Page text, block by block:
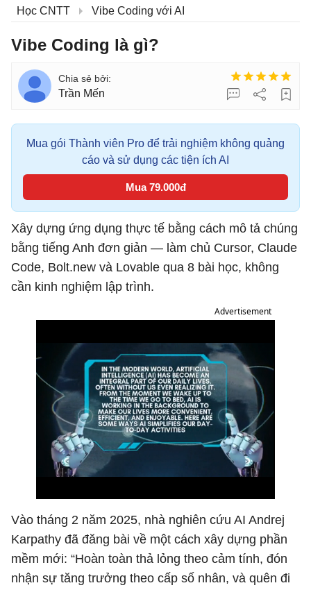
Học CNTT Vibe Coding với AI
Vibe Coding là gì?
Trần Mến
Mua gói Thành viên Pro để trải nghiệm không quảng
cáo và sử dụng các tiện ích AI
Mua 79.000đ
Xây dựng ứng dụng thực tế bằng cách mô tả chúng
bằng tiếng Anh đơn giản — làm chủ Cursor, Claude
Code, Bolt.new và Lovable qua 8 bài học, không
cần kinh nghiệm lập trình.
Advertisement
Vào tháng 2 năm 2025, nhà nghiên cứu AI Andrej
Karpathy đã đăng bài về một cách xây dựng phần
mềm mới: “Hoàn toàn thả lỏng theo cảm tính, đón
nhận sự tăng trưởng theo cấp số nhân, và quên đi